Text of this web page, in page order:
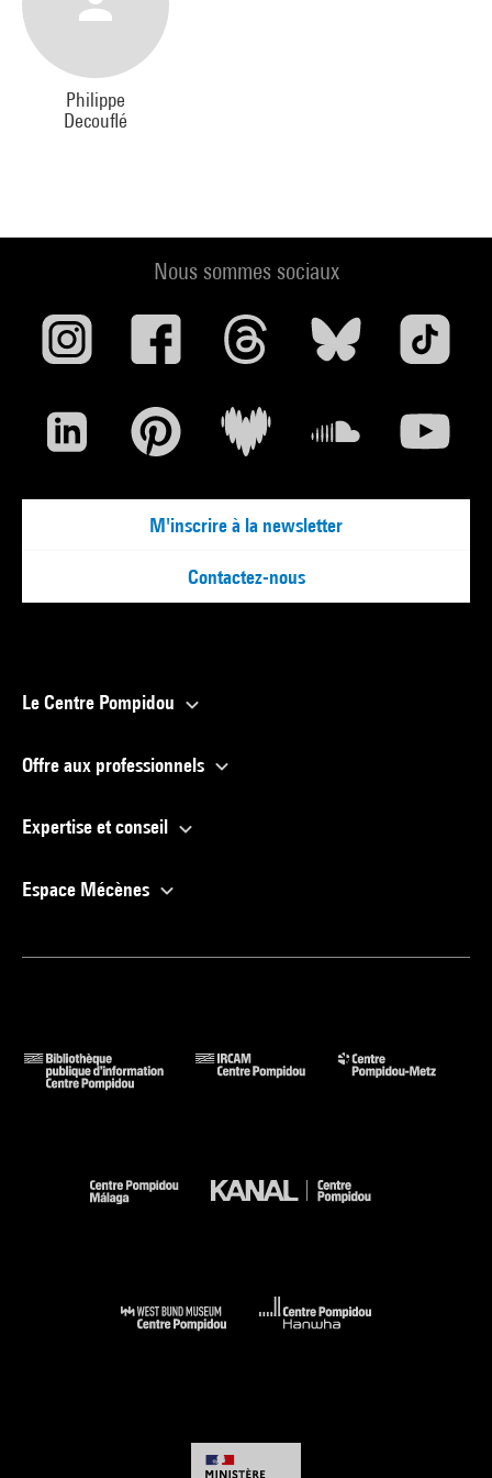
Philippe
Decouflé
Nous sommes sociaux
M'inscrire à la newsletter
Contactez-nous
Le Centre Pompidou
Offre aux professionnels
Expertise et conseil
Espace Mécènes